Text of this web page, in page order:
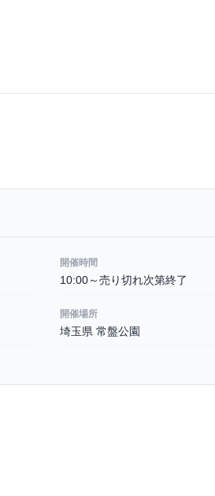
開催時間
10:00～売り切れ次第終了
開催場所
埼玉県 常盤公園